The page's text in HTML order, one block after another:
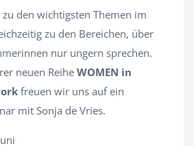
den wichtigsten Themen im
zu den Bereichen, über
nur ungern sprechen.
neuen Reihe WOMEN in
freuen wir uns auf ein
mit Sonja de Vries.